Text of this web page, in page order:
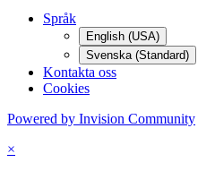
Språk
English (USA)
Svenska (Standard)
Kontakta oss
Cookies
Powered by Invision Community
×